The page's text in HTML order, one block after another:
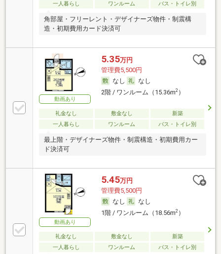
一人暮らし
ワンルーム バス・トイレ別
角部屋・フリーレント・デザイナーズ物件・制震構
造・初期費用カード決済可
動画あり
5.35万円
管理費5,500円
なし
なし
2階 / ワンルーム（15.36m2）
礼金なし 敷金なし
新築
一人暮らし
ワンルーム バス・トイレ別
最上階・デザイナーズ物件・制震構造・初期費用カー
ド決済可
動画あり
5.45万円
管理費5,500円
なし
なし
1階 / ワンルーム（18.56m2）
礼金なし 敷金なし
新築
一人暮らし
ワンルーム バス・トイレ別